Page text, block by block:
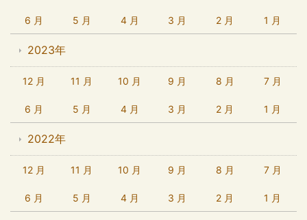
6 月 5 月 4 月 3 月 2 月 1 月
2023年
12 月 11 月 10 月 9 月 8 月 7 月
6 月 5 月 4 月 3 月 2 月 1 月
2022年
12 月 11 月 10 月 9 月 8 月 7 月
6 月 5 月 4 月 3 月 2 月 1 月